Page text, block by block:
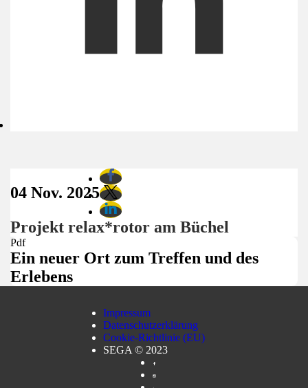
04 Nov. 2025
Projekt relax*rotor am Büchel
Pdf
Ein neuer Ort zum Treffen und des
Erlebens
Impressum
Datenschutzerklärung
Cookie-Richtlinie (EU)
SEGA © 2023